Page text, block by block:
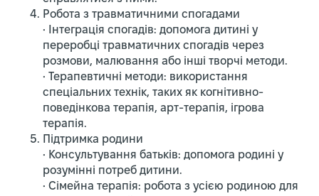
Робота з травматичними спогадами
• Інтеграція спогадів: допомога дитині у
переробці травматичних спогадів через
розмови, малювання або інші творчі методи.
• Терапевтичні методи: використання
спеціальних технік, таких як когнітивно-
поведінкова терапія, арт-терапія, ігрова
терапія.
Підтримка родини
• Консультування батьків: допомога родині у
розумінні потреб дитини.
• Сімейна терапія: робота з усією родиною для